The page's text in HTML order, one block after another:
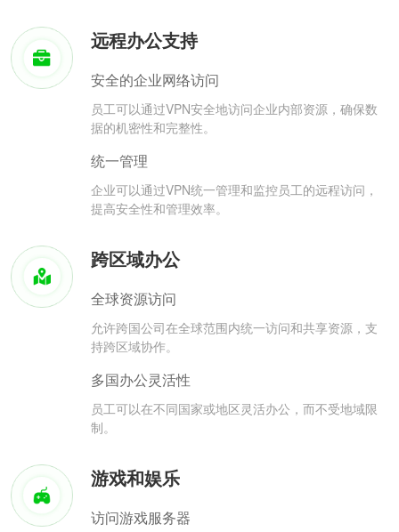
远程办公支持
安全的企业网络访问
员工可以通过VPN安全地访问企业内部资源，确保数
据的机密性和完整性。
统一管理
企业可以通过VPN统一管理和监控员工的远程访问，
提高安全性和管理效率。
跨区域办公
全球资源访问
允许跨国公司在全球范围内统一访问和共享资源，支
持跨区域协作。
多国办公灵活性
员工可以在不同国家或地区灵活办公，而不受地域限
制。
游戏和娱乐
访问游戏服务器